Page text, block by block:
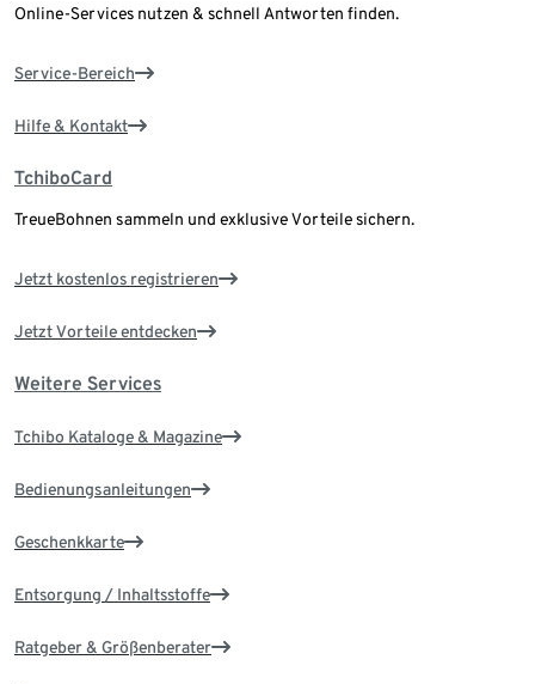
Online-Services nutzen & schnell Antworten finden.
Service-Bereich
Hilfe & Kontakt
TchiboCard
TreueBohnen sammeln und exklusive Vorteile sichern.
Jetzt kostenlos registrieren
Jetzt Vorteile entdecken
Weitere Services
Tchibo Kataloge & Magazine
Bedienungsanleitungen
Geschenkkarte
Entsorgung / Inhaltsstoffe
Ratgeber & Größenberater